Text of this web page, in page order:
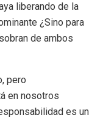
liberando de la
¿Sino para
de ambos
pero
en nosotros
es un